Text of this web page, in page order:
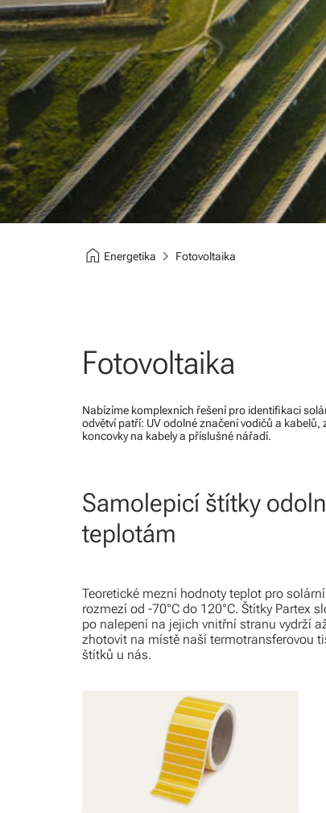
home Energetika chevron_right Fotovoltaika
Fotovoltaika
Nabízíme komplexních řešení pro identifikaci
odvětví patří: UV odolné značení vodičů a
koncovky na kabely a příslušné nářadí.
Samolepicí štítky
teplotám
Teoretické mezní hodnoty teplot pro
rozmezí od -70°C do 120°C. Štítky Partex
po nalepení na jejich vnitřní stranu vydrží
zhotovit na místě naší termotransferovou
štítků u nás.